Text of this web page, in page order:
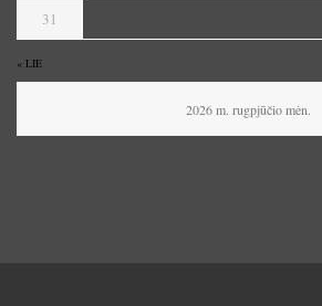
2026 m. rugpjūčio mėn.
« LIE
31